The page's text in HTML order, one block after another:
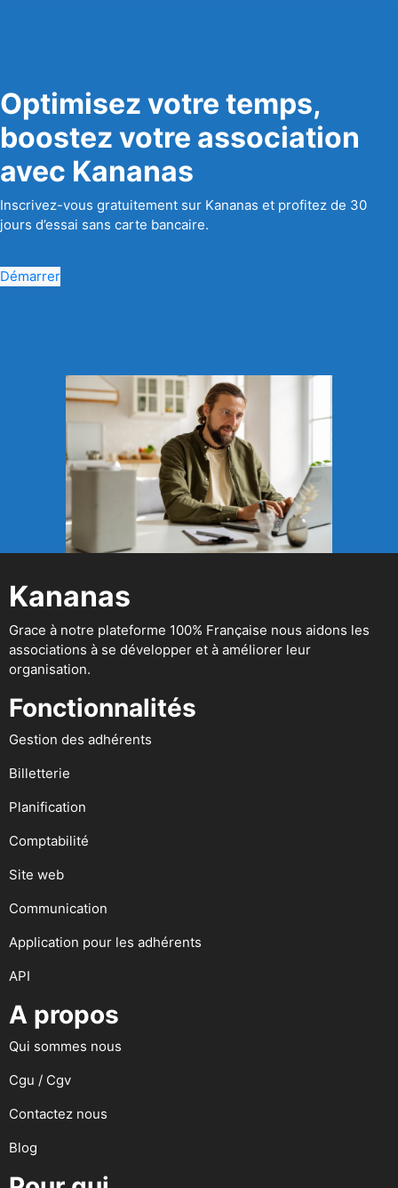
Optimisez votre temps,
boostez votre association
avec Kananas
Inscrivez-vous gratuitement sur Kananas et profitez de 30
jours d’essai sans carte bancaire.
Démarrer
Kananas
Grace à notre plateforme 100% Française nous aidons les
associations à se développer et à améliorer leur
organisation.
Fonctionnalités
Gestion des adhérents
Billetterie
Planification
Comptabilité
Site web
Communication
Application pour les adhérents
API
A propos
Qui sommes nous
Cgu / Cgv
Contactez nous
Blog